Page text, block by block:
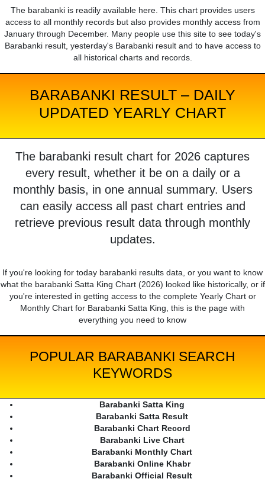
The barabanki is readily available here. This chart provides users
access to all monthly records but also provides monthly access from
January through December. Many people use this site to see today's
Barabanki result, yesterday's Barabanki result and to have access to
all historical charts and records.
BARABANKI RESULT – DAILY
UPDATED YEARLY CHART
The barabanki result chart for 2026 captures
every result, whether it be on a daily or a
monthly basis, in one annual summary. Users
can easily access all past chart entries and
retrieve previous result data through monthly
updates.
If you're looking for today barabanki results data, or you want to know
what the barabanki Satta King Chart (2026) looked like historically, or if
you're interested in getting access to the complete Yearly Chart or
Monthly Chart for Barabanki Satta King, this is the page with
everything you need to know
POPULAR BARABANKI SEARCH
KEYWORDS
Barabanki Satta King
Barabanki Satta Result
Barabanki Chart Record
Barabanki Live Chart
Barabanki Monthly Chart
Barabanki Online Khabr
Barabanki Official Result